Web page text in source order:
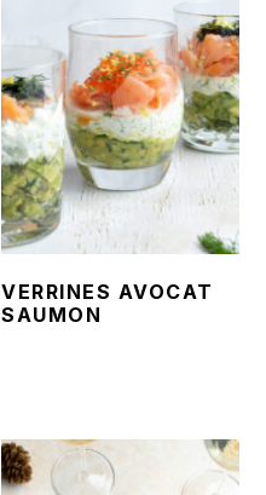
VERRINES AVOCAT
SAUMON